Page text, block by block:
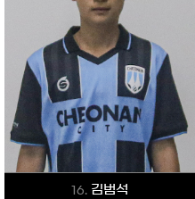
16. 김범석